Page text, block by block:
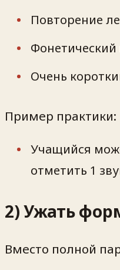
Повторение
Очень
Пример практики:
Учащийся
отметить 1
2) Ужать
Вместо полной